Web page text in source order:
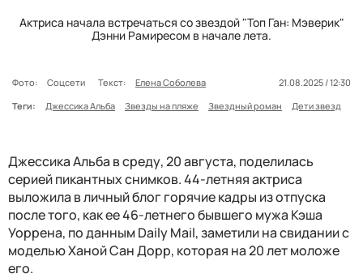
Актриса начала встречаться со звездой "Топ Ган: Мэверик"
Дэнни Рамиресом в начале лета.
Фото: Соцсети Текст: Елена Соболева
21.08.2025 / 12:30
Теги:
Джессика Альба Звезды на пляже Звездный роман Дети звезд
Джессика Альба в среду, 20 августа, поделилась
серией пикантных снимков. 44-летняя актриса
выложила в личный блог горячие кадры из отпуска
после того, как ее 46-летнего бывшего мужа Кэша
Уоррена, по данным Daily Mail, заметили на свидании с
моделью Ханой Сан Дорр, которая на 20 лет моложе
его.